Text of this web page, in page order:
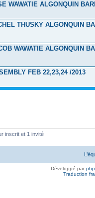
WAWATIE ALGONQUIN
THUSKY ALGONQUIN
WAWATIE ALGONQUIN
FEB 22,23,24 /2013
inscrit et 1 invité
Développé par
Traduction